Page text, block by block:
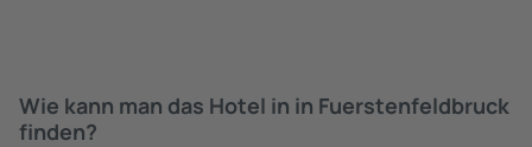
Wie kann man das Hotel in in Fuerstenfeldbruck
finden?